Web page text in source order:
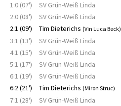
1:0 (07')
SV Grün-Weiß Linda
2:0 (08')
SV Grün-Weiß Linda
2:1 (09')
Tim Dieterichs (Vin Luca Beck)
3:1 (13')
SV Grün-Weiß Linda
4:1 (15')
SV Grün-Weiß Linda
5:1 (17')
SV Grün-Weiß Linda
6:1 (19')
SV Grün-Weiß Linda
6:2 (21')
Tim Dieterichs (Miron Struc)
7:1 (28')
SV Grün-Weiß Linda